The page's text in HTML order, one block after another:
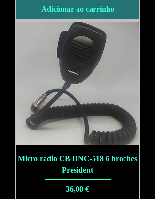
Adicionar ao carrinho
Micro radio CB DNC-518 6 broches
President
Preço
36,00 €